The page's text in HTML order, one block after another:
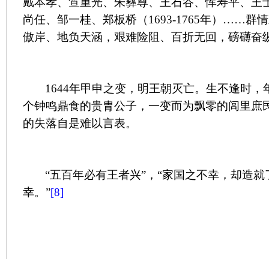
尚任、邹一桂、郑板桥（1693-1765年）……群情
傲岸、地负天涵，艰难险阻、百折无回，磅礴奋
1644年甲申之变，明王朝灭亡。生不逢时，
个钟鸣鼎食的贵胄公子，一变而为飘零的闾里庶
的失落自是难以言表。
“五百年必有王者兴”，“家国之不幸，却造
幸。”[8]